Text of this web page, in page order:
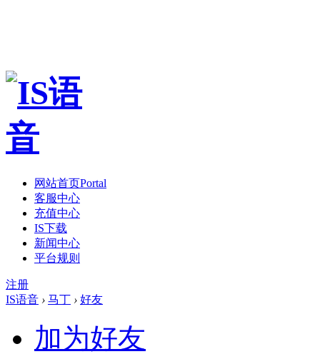
网站首页Portal
客服中心
充值中心
IS下载
新闻中心
平台规则
注册
IS语音 › 马丁 › 好友
加为好友